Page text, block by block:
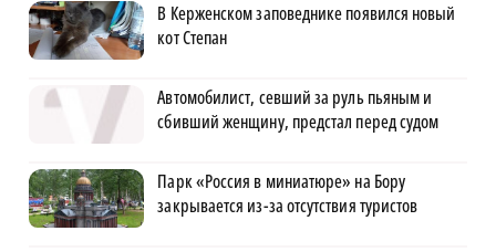
В Керженском заповеднике появился новый
кот Степан
Автомобилист, севший за руль пьяным и
сбивший женщину, предстал перед судом
Парк «Россия в миниатюре» на Бору
закрывается из-за отсутствия туристов